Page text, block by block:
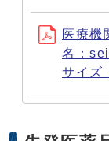
医療機
名：
サイズ